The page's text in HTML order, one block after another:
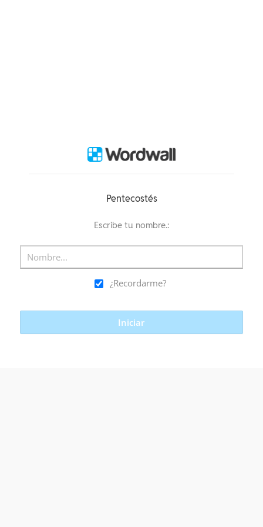
Pentecostés
Escribe tu nombre.:
¿Recordarme?
Iniciar